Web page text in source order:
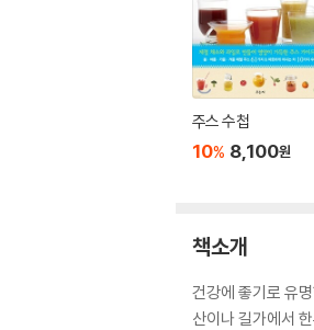
주스 수첩
10% 8,100원
책소개
건강에 좋기로 유
산이나 길가에서